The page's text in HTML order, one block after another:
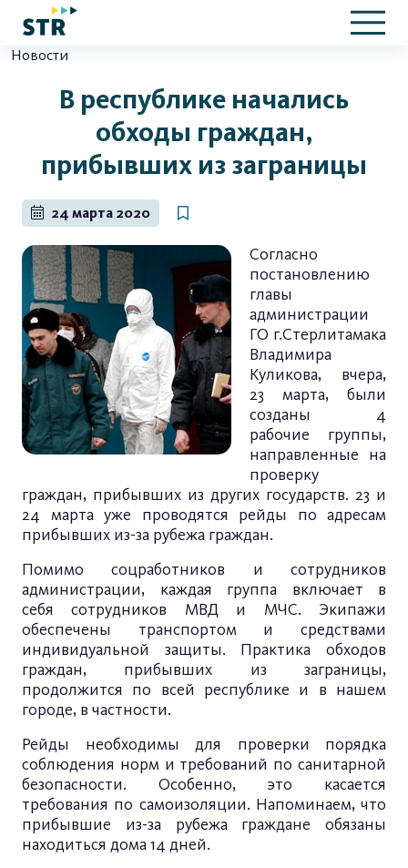
Новости
В республике начались
обходы граждан,
прибывших из заграницы
24 марта 2020
Согласно
постановлению
главы
администрации
ГО г.Стерлитамака
Владимира
Куликова, вчера,
23 марта, были
созданы 4
рабочие группы,
направленные на
проверку
граждан, прибывших из других государств. 23 и
24 марта уже проводятся рейды по адресам
прибывших из-за рубежа граждан.
Помимо соцработников и сотрудников
администрации, каждая группа включает в
себя сотрудников МВД и МЧС. Экипажи
обеспечены транспортом и средствами
индивидуальной защиты. Практика обходов
граждан, прибывших из заграницы,
продолжится по всей республике и в нашем
городе, в частности.
Рейды необходимы для проверки порядка
соблюдения норм и требований по санитарной
безопасности. Особенно, это касается
требования по самоизоляции. Напоминаем, что
прибывшие из-за рубежа граждане обязаны
находиться дома 14 дней.